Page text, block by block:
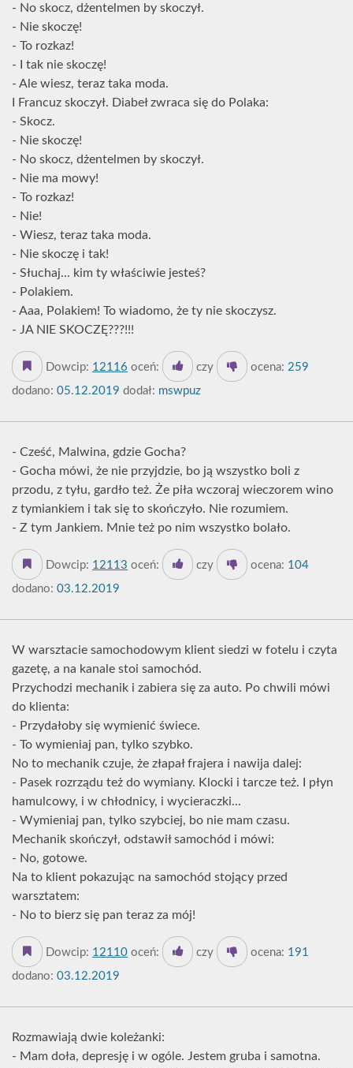
- No skocz, dżentelmen by skoczył.
- Nie skoczę!
- To rozkaz!
- I tak nie skoczę!
- Ale wiesz, teraz taka moda.
I Francuz skoczył. Diabeł zwraca się do Polaka:
- Skocz.
- Nie skoczę!
- No skocz, dżentelmen by skoczył.
- Nie ma mowy!
- To rozkaz!
- Nie!
- Wiesz, teraz taka moda.
- Nie skoczę i tak!
- Słuchaj... kim ty właściwie jesteś?
- Polakiem.
- Aaa, Polakiem! To wiadomo, że ty nie skoczysz.
- JA NIE SKOCZĘ???!!!
Dowcip: 12116 oceń: czy ocena: 259
dodano: 05.12.2019 dodał: mswpuz
- Cześć, Malwina, gdzie Gocha?
- Gocha mówi, że nie przyjdzie, bo ją wszystko boli z
przodu, z tyłu, gardło też. Że piła wczoraj wieczorem wino
z tymiankiem i tak się to skończyło. Nie rozumiem.
- Z tym Jankiem. Mnie też po nim wszystko bolało.
Dowcip: 12113 oceń: czy ocena: 104
dodano: 03.12.2019
W warsztacie samochodowym klient siedzi w fotelu i czyta
gazetę, a na kanale stoi samochód.
Przychodzi mechanik i zabiera się za auto. Po chwili mówi
do klienta:
- Przydałoby się wymienić świece.
- To wymieniaj pan, tylko szybko.
No to mechanik czuje, że złapał frajera i nawija dalej:
- Pasek rozrządu też do wymiany. Klocki i tarcze też. I płyn
hamulcowy, i w chłodnicy, i wycieraczki...
- Wymieniaj pan, tylko szybciej, bo nie mam czasu.
Mechanik skończył, odstawił samochód i mówi:
- No, gotowe.
Na to klient pokazując na samochód stojący przed
warsztatem:
- No to bierz się pan teraz za mój!
Dowcip: 12110 oceń: czy ocena: 191
dodano: 03.12.2019
Rozmawiają dwie koleżanki:
- Mam doła, depresję i w ogóle. Jestem gruba i samotna.